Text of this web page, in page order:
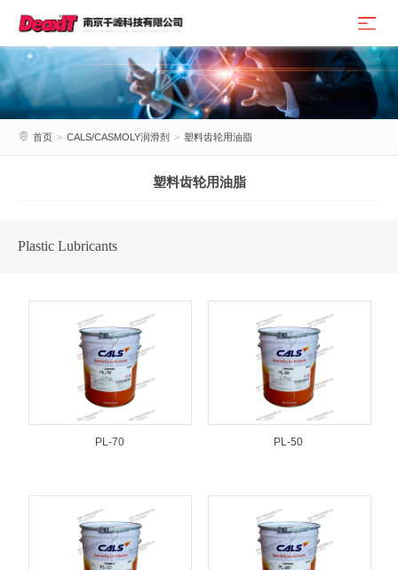
首页 > CALS/CASMOLY润滑剂 > 塑料齿轮用油脂
塑料齿轮用油脂
Plastic Lubricants
PL-70 PL-50